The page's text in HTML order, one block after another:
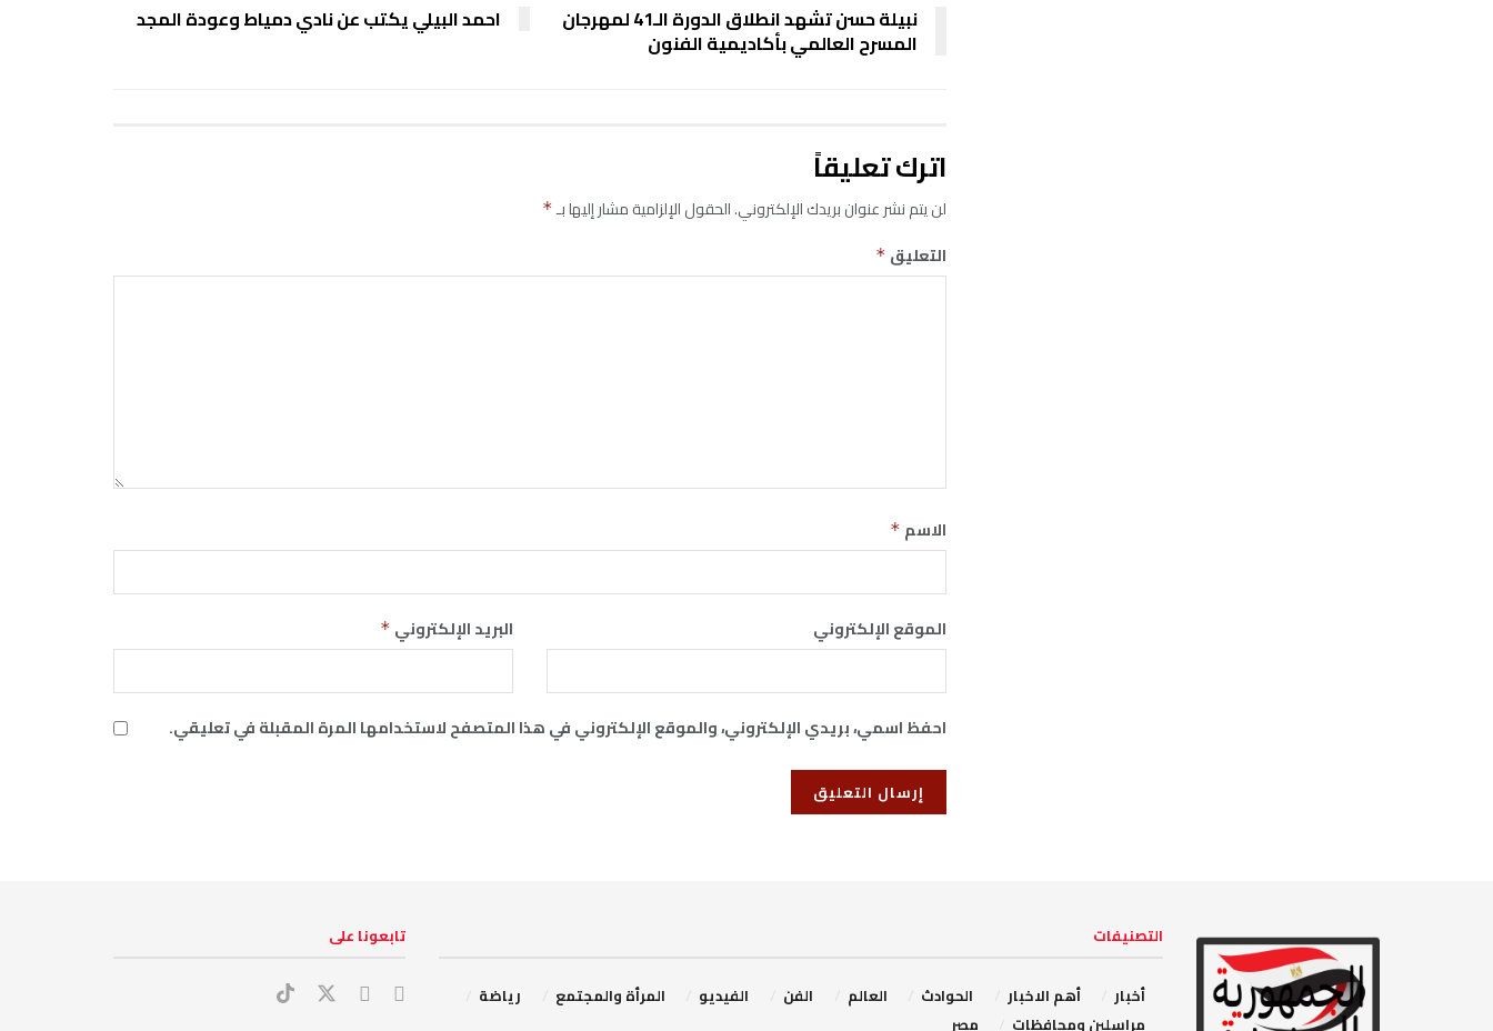
نبيلة حسن تشهد انطلاق الدورة الـ41 لمهرجان
المسرح العالمي بأكاديمية الفنون
احمد البيلي يكتب عن نادي دمياط وعودة المجد
اترك تعليقاً
لن يتم نشر عنوان بريدك الإلكتروني.الحقول الإلزامية مشار إليها بـ*
التعليق *
الاسم *
البريد الإلكتروني * الموقع الإلكتروني
احفظ اسمي، بريدي الإلكتروني، والموقع الإلكتروني في هذا المتصفح لاستخدامها المرة المقبلة في تعليقي.
التصنيفات
أخبار أهم الاخبار ‏الحوادث ‏العالم الفن ‏الفيديو ‏المرأة والمجتمع
رياضة
مراسلين ومحافظات
مصر
‏تابعونا على